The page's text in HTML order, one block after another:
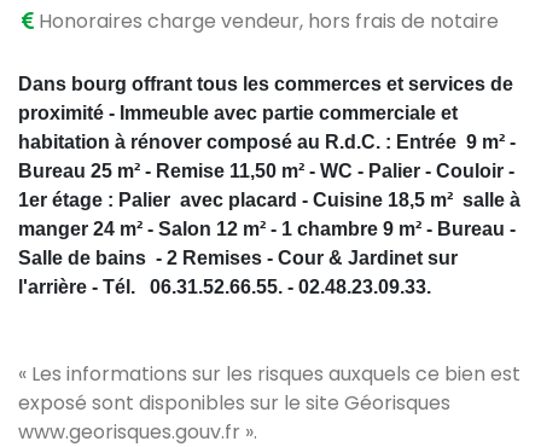
Honoraires charge vendeur, hors frais de notaire
Dans bourg offrant tous les commerces et services de
proximité - Immeuble avec partie commerciale et
habitation à rénover composé au R.d.C. : Entrée 9 m² -
Bureau 25 m² - Remise 11,50 m² - WC - Palier - Couloir -
1er étage : Palier avec placard - Cuisine 18,5 m² salle à
manger 24 m² - Salon 12 m² - 1 chambre 9 m² - Bureau -
Salle de bains - 2 Remises - Cour & Jardinet sur
l'arrière - Tél. 06.31.52.66.55. - 02.48.23.09.33.
« Les informations sur les risques auxquels ce bien est
exposé sont disponibles sur le site Géorisques
www.georisques.gouv.fr ».